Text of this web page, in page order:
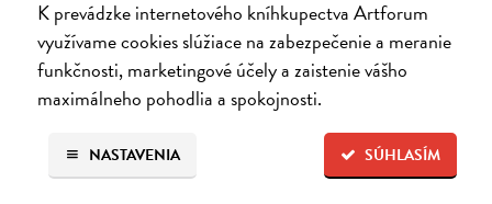
K prevádzke internetového kníhkupectva Artforum
využívame cookies slúžiace na zabezpečenie a meranie
funkčnosti, marketingové účely a zaistenie vášho
maximálneho pohodlia a spokojnosti.
SÚHLASÍM
NASTAVENIA
Host 5/2026